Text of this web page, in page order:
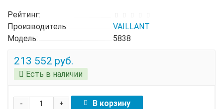
Рейтинг:
Производитель:
VAILLANT
Модель:
5838
213 552 руб.
Есть в наличии
+
- В корзину